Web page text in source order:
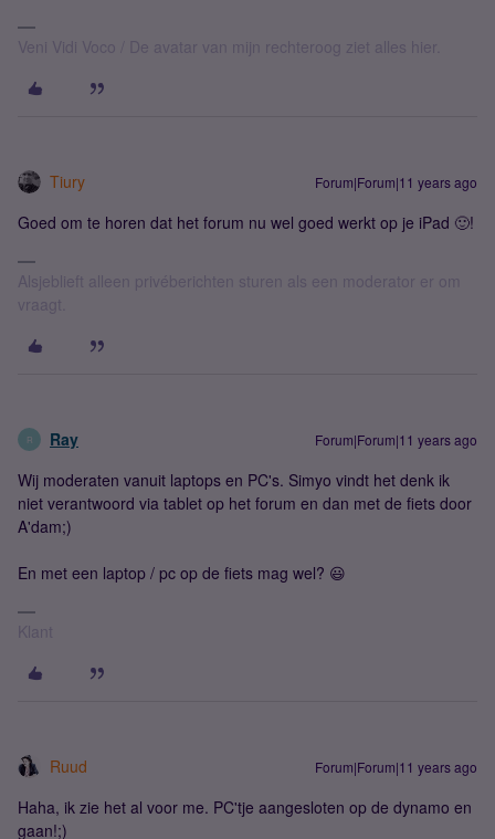
Veni Vidi Voco / De avatar van mijn rechteroog ziet alles hier.
Tiury Forum|Forum|11 years ago
Goed om te horen dat het forum nu wel goed werkt op je iPad 🙂!
Alsjeblieft alleen privéberichten sturen als een moderator er om
vraagt.
R Ray Forum|Forum|11 years ago
Wij moderaten vanuit laptops en PC's. Simyo vindt het denk ik
niet verantwoord via tablet op het forum en dan met de fiets door
A'dam;)
En met een laptop / pc op de fiets mag wel? 😃
Klant
Ruud Forum|Forum|11 years ago
Haha, ik zie het al voor me. PC'tje aangesloten op de dynamo en
gaan!;)